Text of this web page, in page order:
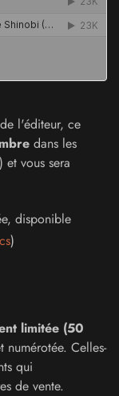
l'éditeur, ce
dans les
vous sera
disponible
)
limitée (50
numérotée. Celles-
qui
de vente.